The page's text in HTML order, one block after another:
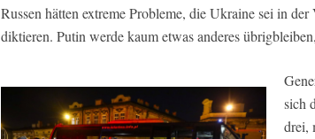
Russen hätten extreme Probleme, die Ukraine sei in
diktieren. Putin werde kaum etwas anderes
sich
drei,